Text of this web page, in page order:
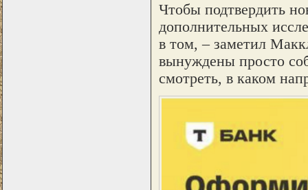
Чтобы подтвердить
дополнительных
в том, – заметил
вынуждены просто
смотреть, в каком